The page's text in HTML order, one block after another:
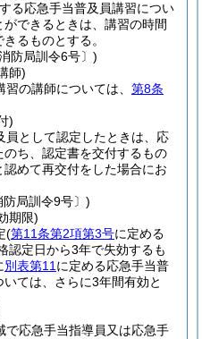
る応急手当普及員講習につい
できるときは、講習の時間
るものとする。
防局訓令6号〕)
師)
の講師については、 第8条
)
員として認定したときは、応
ち、認定書を交付するもの
めて再交付をした場合にお
局訓令9号〕)
期限)
(第11条第2項第3号に定める
認定日から3年で失効するも
別表第11 に定める応急手当普
ては、さらに3年間有効と
で応急手当指導員又は応急手